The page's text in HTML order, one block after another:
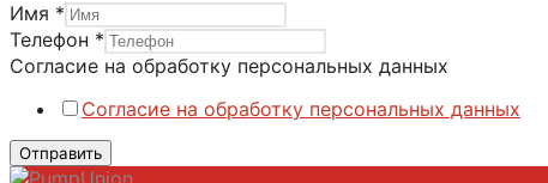
Имя *
Телефон *
Согласие на обработку персональных данных
Согласие на обработку персональных данных
Отправить